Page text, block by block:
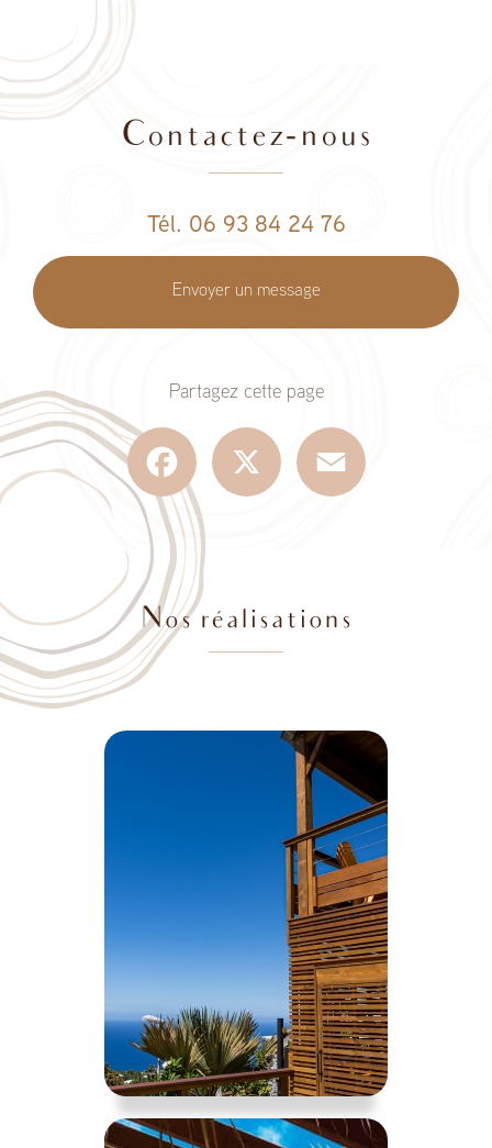
Contactez-nous
Tél. 06 93 84 24 76
Envoyer un message
Partagez cette page
Facebook
Nos réalisations